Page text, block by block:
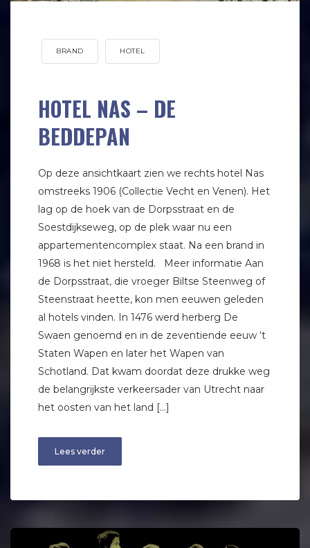
BRAND HOTEL
HOTEL NAS – DE
BEDDEPAN
Op deze ansichtkaart zien we rechts hotel Nas
omstreeks 1906 (Collectie Vecht en Venen). Het
lag op de hoek van de Dorpsstraat en de
Soestdijkseweg, op de plek waar nu een
appartementencomplex staat. Na een brand in
1968 is het niet hersteld. Meer informatie Aan
de Dorpsstraat, die vroeger Biltse Steenweg of
Steenstraat heette, kon men eeuwen geleden
al hotels vinden. In 1476 werd herberg De
Swaen genoemd en in de zeventiende eeuw ‘t
Staten Wapen en later het Wapen van
Schotland. Dat kwam doordat deze drukke weg
de belangrijkste verkeersader van Utrecht naar
het oosten van het land […]
Lees verder